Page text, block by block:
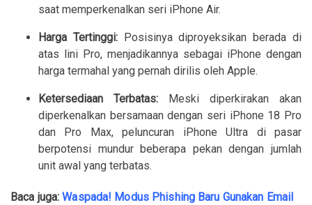
saat memperkenalkan seri iPhone Air.
Harga Tertinggi:Posisinya diproyeksikan berada di
atas lini Pro, menjadikannya sebagai iPhone dengan
harga termahal yang pernah dirilis oleh Apple.
Ketersediaan Terbatas: Meski diperkirakan akan
diperkenalkan bersamaan dengan seri iPhone 18 Pro
dan Pro Max, peluncuran iPhone Ultra di pasar
berpotensi mundur beberapa pekan dengan jumlah
unit awal yang terbatas.
Baca juga:Waspada! Modus Phishing Baru Gunakan Email